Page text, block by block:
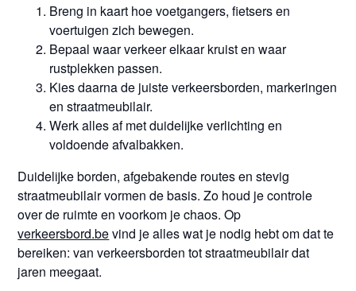
Breng in kaart hoe voetgangers, fietsers en
voertuigen zich bewegen.
Bepaal waar verkeer elkaar kruist en waar
rustplekken passen.
Kies daarna de juiste verkeersborden, markeringen
en straatmeubilair.
Werk alles af met duidelijke verlichting en
voldoende afvalbakken.
Duidelijke borden, afgebakende routes en stevig
straatmeubilair vormen de basis. Zo houd je controle
over de ruimte en voorkom je chaos. Op
verkeersbord.bevind je alles wat je nodig hebt om dat te
bereiken: van verkeersborden tot straatmeubilair dat
jaren meegaat.